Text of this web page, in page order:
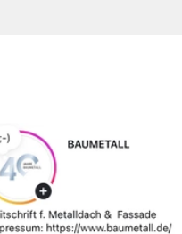
fasst von Langsdorff